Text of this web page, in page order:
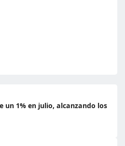
un 1% en julio, alcanzando los